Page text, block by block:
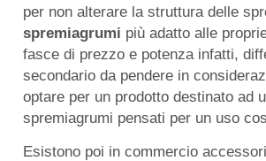
per non alterare la struttura delle
spremiagrumi più adatto alle
fasce di prezzo e potenza infatti,
secondario da pendere in
optare per un prodotto destinato ad
spremiagrumi pensati per un uso
Esistono poi in commercio